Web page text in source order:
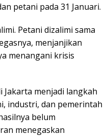
petani pada 31 Januari.
Petani dizalimi sama
menjanjikan
menangani krisis
Jakarta menjadi langkah
industri, dan pemerintah
belum
menegaskan